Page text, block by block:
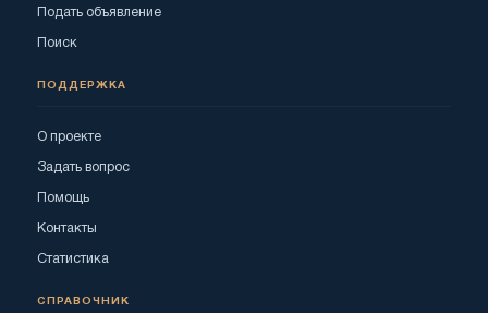
Подать объявление
Поиск
ПОДДЕРЖКА
О проекте
Задать вопрос
Помощь
Контакты
Статистика
СПРАВОЧНИК